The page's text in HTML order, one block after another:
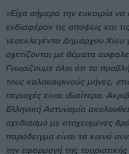
«Είχα σήμερα την ευκαιρία
ενδιαφέρον τις απόψεις και
νεοεκλεγέντα Δημάρχου Χίου
σχετίζονται με θέματα
Γνωρίζουμε όλοι ότι τα
τους καλοκαιρινούς μήνες,
περιοχές είναι ιδιαίτερα.
Ελληνική Αστυνομία
σχεδιασμό με στοχευμένες
παράδειγμα είναι τα κοινά
την εφαρμογή της